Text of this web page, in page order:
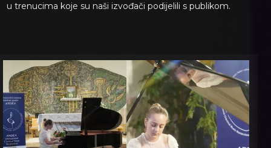
u trenucima koje su naši izvođači podijelili s publikom.